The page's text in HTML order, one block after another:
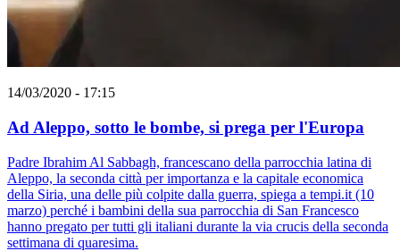
14/03/2020 - 17:15
Ad Aleppo, sotto le bombe, si prega per l'Europa
Padre Ibrahim Al Sabbagh, francescano della parrocchia latina di
Aleppo, la seconda città per importanza e la capitale economica
della Siria, una delle più colpite dalla guerra, spiega a tempi.it (10
marzo) perché i bambini della sua parrocchia di San Francesco
hanno pregato per tutti gli italiani durante la via crucis della seconda
settimana di quaresima.